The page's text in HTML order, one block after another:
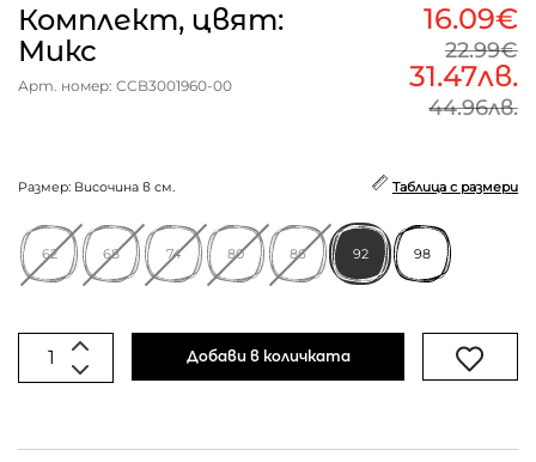
Комплект, цвят:
Микс
Арт. номер: CCB3001960-00
16.09€
22.99€
31.47лв.
44.96лв.
Размер: Височина в см. Таблица с размери
62 68 74 80 86 92 98
Добави в количката